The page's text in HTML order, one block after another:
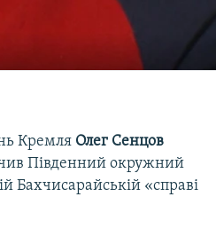
Кремля Олег Сенцов
Південний окружний
Бахчисарайській «справі